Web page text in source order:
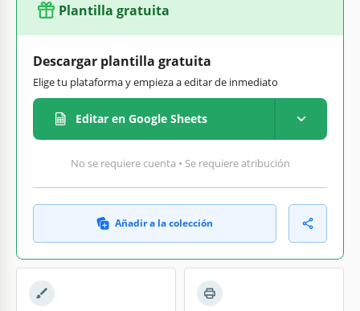
Plantilla gratuita
Descargar plantilla gratuita
Elige tu plataforma y empieza a editar de inmediato
Editar en Google Sheets
No se requiere cuenta • Se requiere atribución
Añadir a la colección